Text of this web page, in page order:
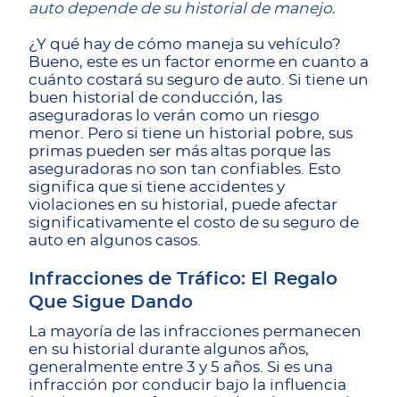
auto depende de su historial de manejo.
¿Y qué hay de cómo maneja su vehículo?
Bueno, este es un factor enorme en cuanto a
cuánto costará su seguro de auto. Si tiene un
buen historial de conducción, las
aseguradoras lo verán como un riesgo
menor. Pero si tiene un historial pobre, sus
primas pueden ser más altas porque las
aseguradoras no son tan confiables. Esto
significa que si tiene accidentes y
violaciones en su historial, puede afectar
significativamente el costo de su seguro de
auto en algunos casos.
Infracciones de Tráfico: El Regalo
Que Sigue Dando
La mayoría de las infracciones permanecen
en su historial durante algunos años,
generalmente entre 3 y 5 años. Si es una
infracción por conducir bajo la influencia